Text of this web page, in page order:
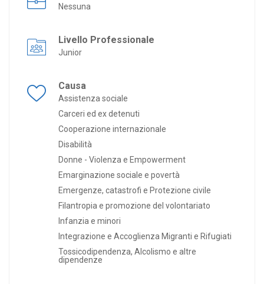
Nessuna
Livello Professionale
Junior
Causa
Assistenza sociale
Carceri ed ex detenuti
Cooperazione internazionale
Disabilità
Donne - Violenza e Empowerment
Emarginazione sociale e povertà
Emergenze, catastrofi e Protezione civile
Filantropia e promozione del volontariato
Infanzia e minori
Integrazione e Accoglienza Migranti e Rifugiati
Tossicodipendenza, Alcolismo e altre
dipendenze